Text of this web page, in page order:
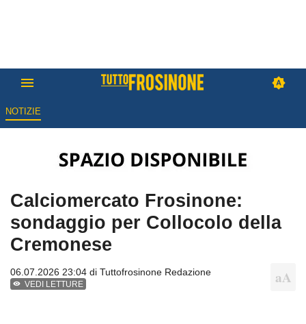
NOTIZIE
Calciomercato Frosinone:
sondaggio per Collocolo della
Cremonese
06.07.2026 23:04 di Tuttofrosinone Redazione
VEDI LETTURE